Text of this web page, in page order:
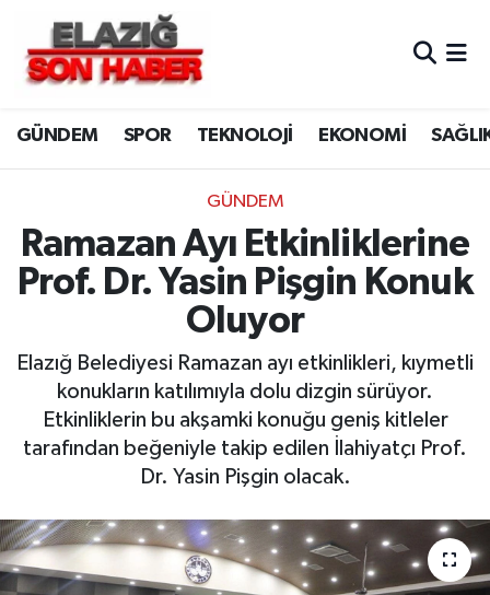
GÜNDEM SPOR TEKNOLOJİ EKONOMİ
GÜNDEM
Ramazan Ayı Etkinliklerine
Prof. Dr. Yasin Pişgin Konuk
Oluyor
Elazığ Belediyesi Ramazan ayı etkinlikleri, kıymetli
konukların katılımıyla dolu dizgin sürüyor.
Etkinliklerin bu akşamki konuğu geniş kitleler
tarafından beğeniyle takip edilen İlahiyatçı Prof.
Dr. Yasin Pişgin olacak.
CANLI YAYIN
ASAYİŞ
BİLİM VE TEKNOLOJİ
DÜNYA
EKONOMİ
ELAZIĞ
GÜNDEM
HABERDE İNSAN
Merkez Hava Durumu
Merkez Trafik Yoğunluk Haritası
Süper Lig Puan Durumu ve Fikstür
Tüm Manşetler
Son Dakika Haberleri
Haber Arşivi